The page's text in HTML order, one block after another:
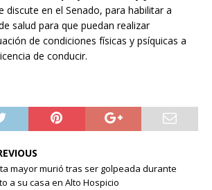
discute en el Senado, para habilitar a
salud para que puedan realizar
de condiciones físicas y psíquicas a
de conducir.
mayor murió tras ser golpeada durante
a su casa en Alto Hospicio